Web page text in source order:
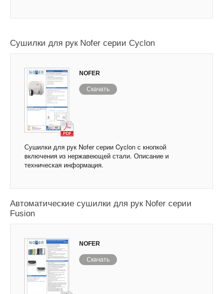
Сушилки для рук Nofer серии Cyclon
NOFER
Скачать
Сушилки для рук Nofer серии Cyclon с кнопкой
включения из нержавеющей стали. Описание и
техническая информация.
Автоматические сушилки для рук Nofer серии
Fusion
NOFER
Скачать